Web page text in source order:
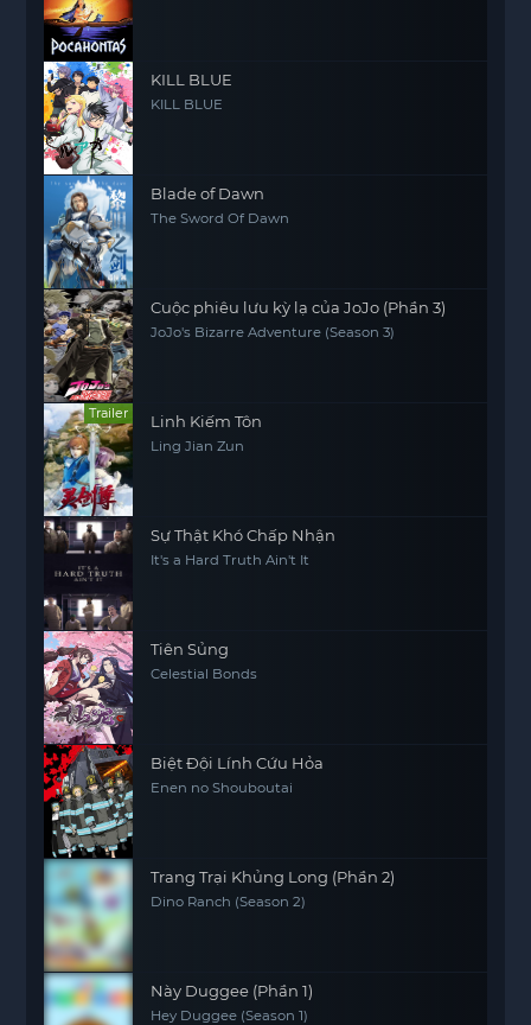
KILL BLUE
KILL BLUE
Blade of Dawn
The Sword Of Dawn
Cuộc phiêu lưu kỳ lạ của JoJo (Phần 3)
JoJo's Bizarre Adventure (Season 3)
Trailer Linh Kiếm Tôn
Ling Jian Zun
Sự Thật Khó Chấp Nhận
It's a Hard Truth Ain't It
Tiên Sủng
Celestial Bonds
Biệt Đội Lính Cứu Hỏa
Enen no Shouboutai
Trang Trại Khủng Long (Phần 2)
Dino Ranch (Season 2)
Này Duggee (Phần 1)
Hey Duggee (Season 1)